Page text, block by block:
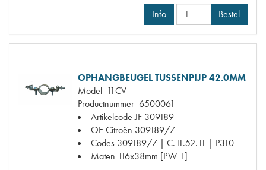
Info Bestel
OPHANGBEUGEL TUSSENPIJP 42.0MM
Model 11CV
Productnummer 6500061
Artikelcode JF 309189
OE Citroën 309189/7
Codes 309189/7 | C.11.52.11 | P310
Maten 116x38mm [PW 1]